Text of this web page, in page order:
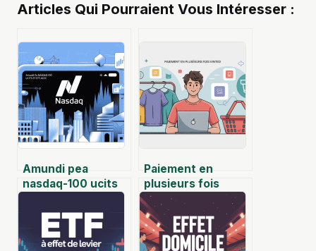
Articles Qui Pourraient Vous Intéresser :
Amundi pea
nasdaq-100 ucits
complet pour
investir
Paiement en
plusieurs fois
vinted : comment
ça marche
vraiment et que
vérifier